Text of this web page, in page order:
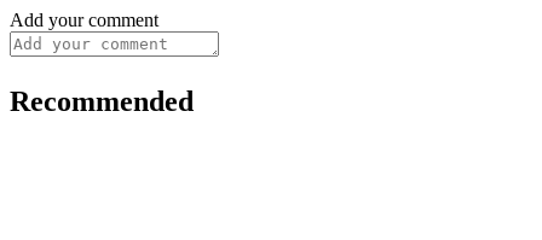
Add your comment
Recommended